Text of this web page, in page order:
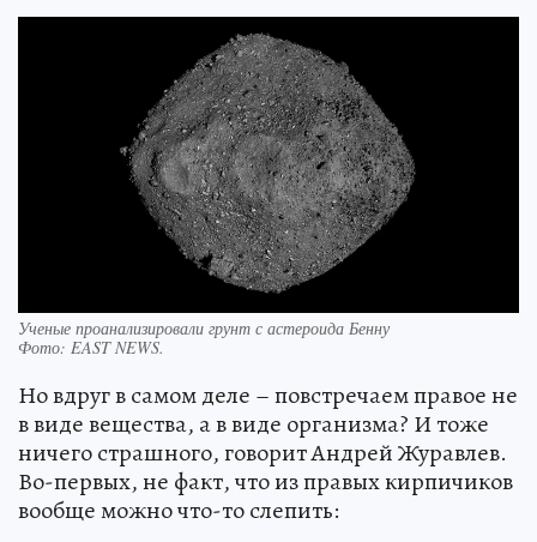
Ученые проанализировали грунт с астероида Бенну
Фото: EAST NEWS.
Но вдруг в самом деле – повстречаем правое не
в виде вещества, а в виде организма? И тоже
ничего страшного, говорит Андрей Журавлев.
Во-первых, не факт, что из правых кирпичиков
вообще можно что-то слепить: